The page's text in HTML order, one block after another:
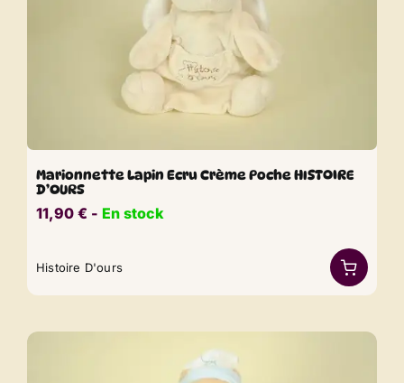
Marionnette Lapin Ecru Crème Poche HISTOIRE
D’OURS
11,90 € ​​ - En stock
Histoire D'ours